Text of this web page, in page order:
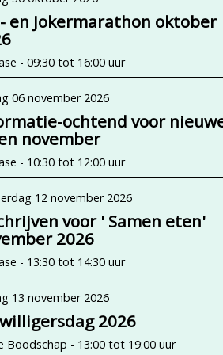
- en Jokermarathon oktober
- 09:30 tot 16:00 uur
06 november 2026
ochtend voor
november
- 10:30 tot 12:00 uur
12 november 2026
voor ' Samen eten'
2026
- 13:30 tot 14:30 uur
13 november 2026
2026
Boodschap - 13:00 tot 19:00 uur